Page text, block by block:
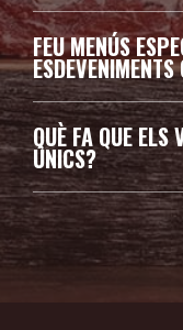
FEU MENÚS
QUÈ FA QUE ELS
ÚNICS?